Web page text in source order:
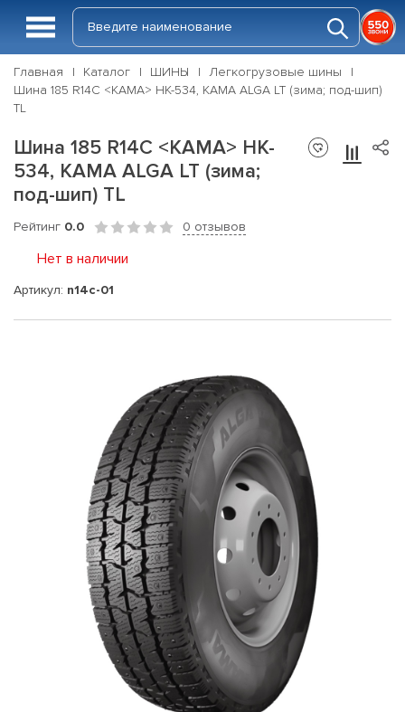
Главная Каталог ШИНЫ
Легкогрузовые шины
Шина 185 R14C <КАМА> HK-534, KAMA ALGA LT (зима; под-шип)
TL
Шина 185 R14C <КАМА> HK-
534, KAMA ALGA LT (зима;
под-шип) TL
Рейтинг 0.0 0 отзывов
Нет в наличии
Артикул: n14c-01